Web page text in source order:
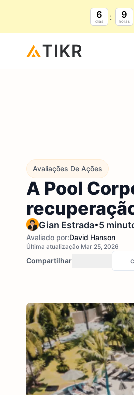
6
dias
9
horas
Avaliações De Ações
A Pool
Gian Estrada•5
Avaliado por:David Hanson
Última atualização Mar 25, 2026
Compartilhar